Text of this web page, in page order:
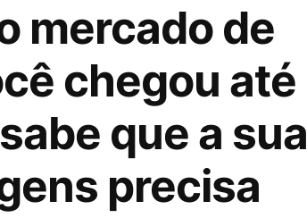
mercado de
chegou até
que a sua
precisa